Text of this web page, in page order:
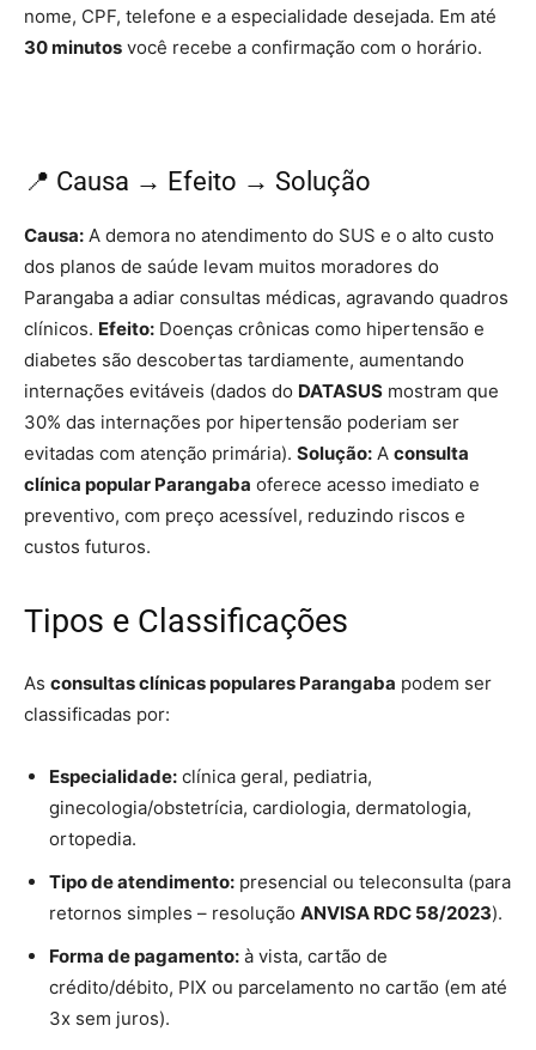
nome, CPF, telefone e a especialidade desejada. Em até
30 minutos você recebe a confirmação com o horário.
📍 Causa → Efeito → Solução
Causa: A demora no atendimento do SUS e o alto custo
dos planos de saúde levam muitos moradores do
Parangaba a adiar consultas médicas, agravando quadros
clínicos. Efeito: Doenças crônicas como hipertensão e
diabetes são descobertas tardiamente, aumentando
internações evitáveis (dados do DATASUS mostram que
30% das internações por hipertensão poderiam ser
evitadas com atenção primária). Solução: A consulta
clínica popular Parangaba oferece acesso imediato e
preventivo, com preço acessível, reduzindo riscos e
custos futuros.
Tipos e Classificações
As consultas clínicas populares Parangaba podem ser
classificadas por:
Especialidade: clínica geral, pediatria,
ginecologia/obstetrícia, cardiologia, dermatologia,
ortopedia.
Tipo de atendimento: presencial ou teleconsulta (para
retornos simples – resolução ANVISA RDC 58/2023).
Forma de pagamento: à vista, cartão de
crédito/débito, PIX ou parcelamento no cartão (em até
3x sem juros).